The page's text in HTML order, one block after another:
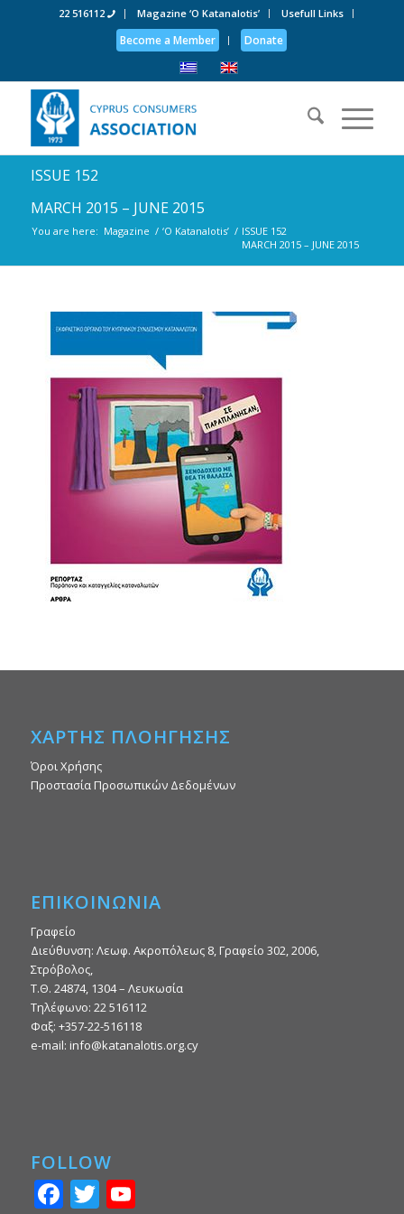
22 516112 Magazine ‘O Katanalotis’ Usefull Links
Become a Member Donate
ISSUE 152
MARCH 2015 – JUNE 2015
You are here: Magazine / ‘O Katanalotis’ / ISSUE 152
MARCH 2015 – JUNE 2015
ΧΑΡΤΗΣ ΠΛΟΗΓΗΣΗΣ
Όροι Χρήσης
Προστασία Προσωπικών Δεδομένων
ΕΠΙΚΟΙΝΩΝΙΑ
Γραφείο
Διεύθυνση: Λεωφ. Ακροπόλεως 8, Γραφείο 302, 2006,
Στρόβολος,
Τ.Θ. 24874, 1304 – Λευκωσία
Τηλέφωνο: 22 516112
Φαξ: +357-22-516118
e-mail: info@katanalotis.org.cy
FOLLOW
Facebook
Twitter
YouTube